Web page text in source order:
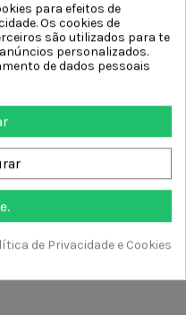
para efeitos de
Os cookies de
são utilizados para te
personalizados.
de dados pessoais
de Privacidade e Cookies